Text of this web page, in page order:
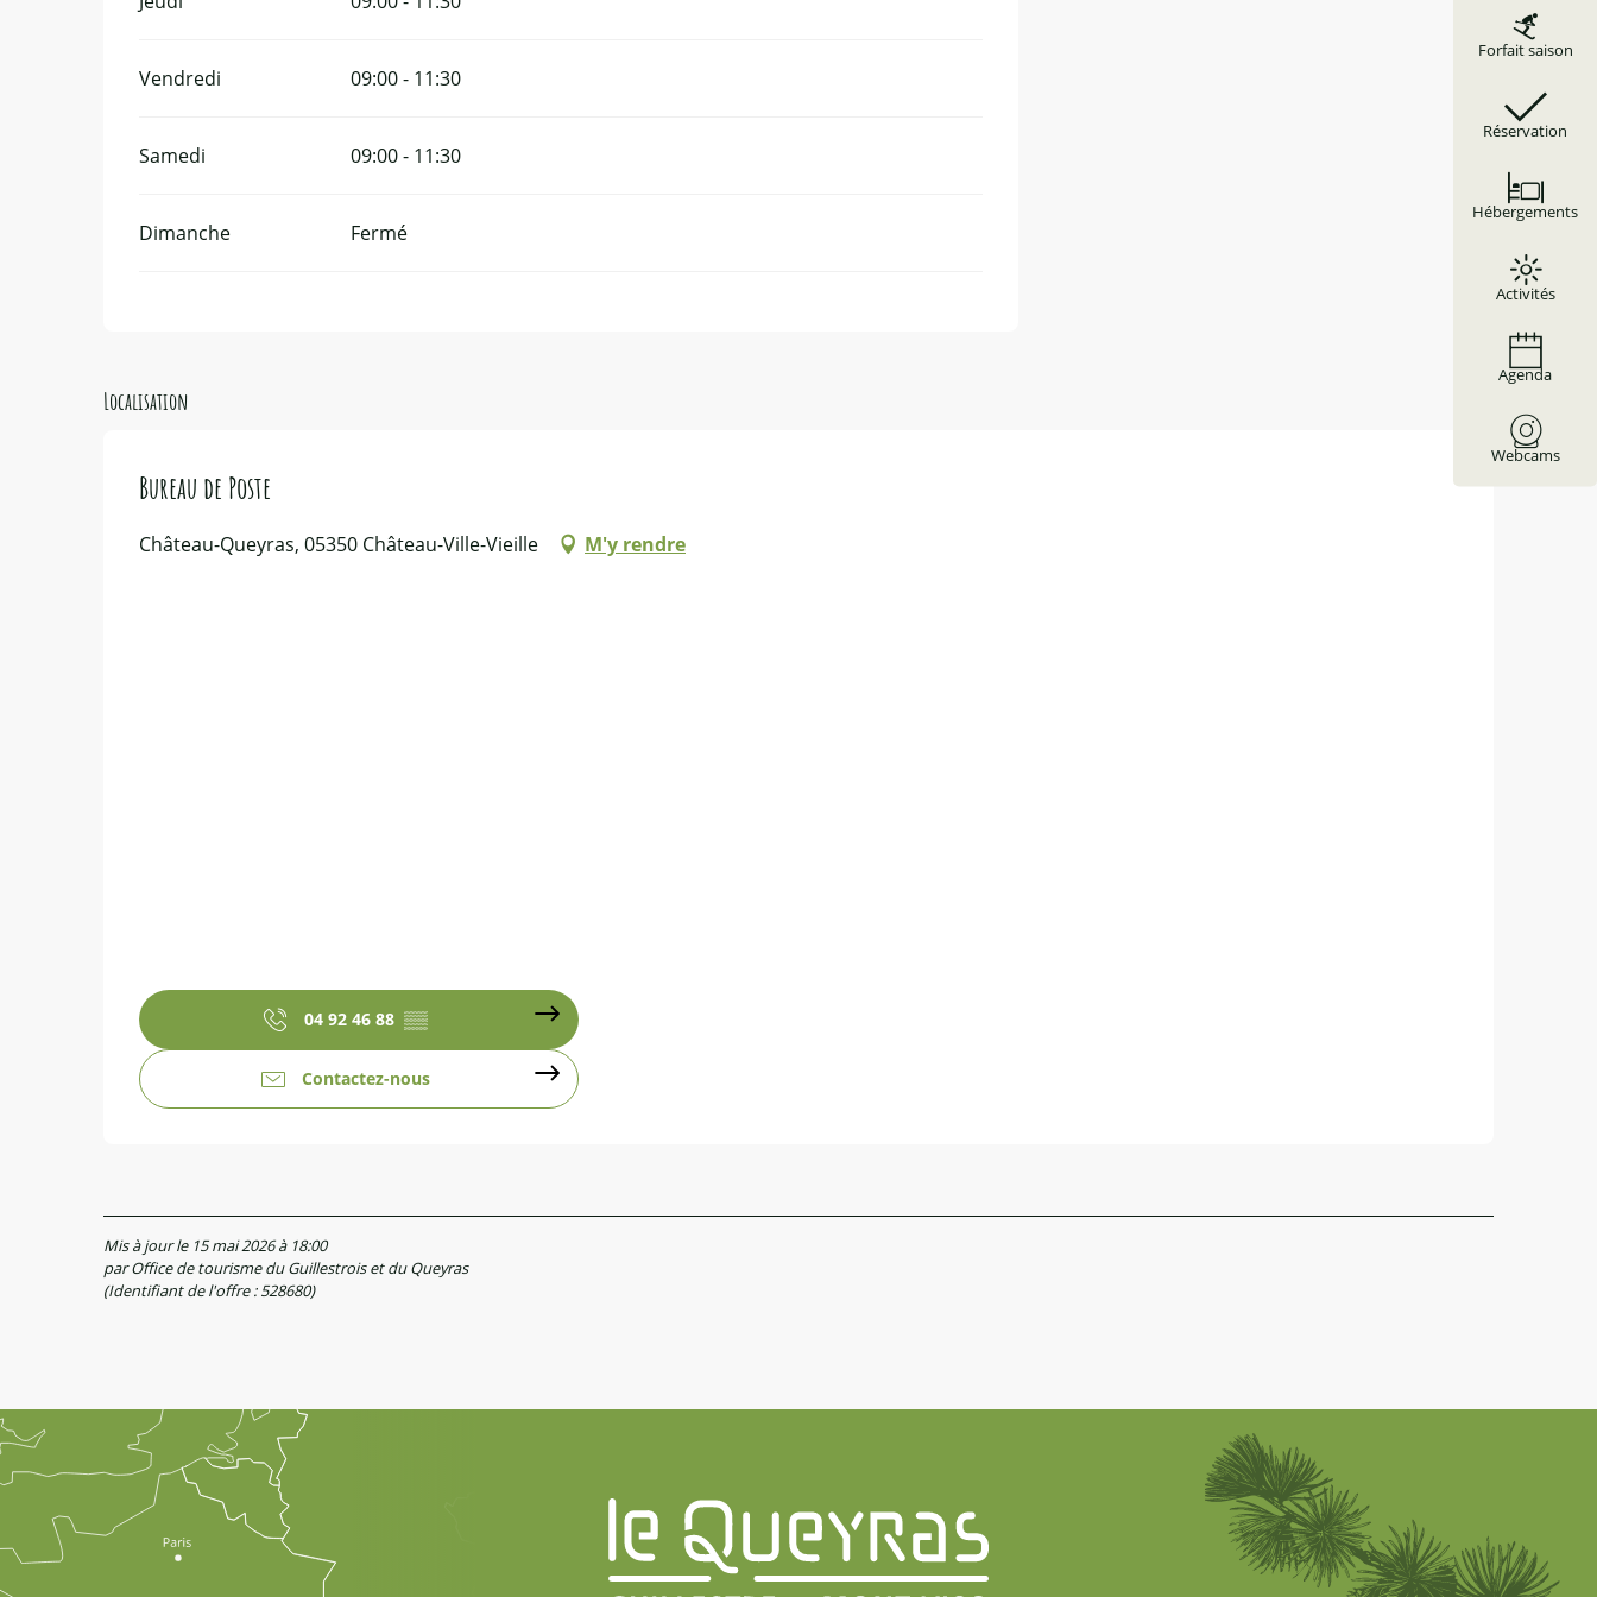
Forfait saison
Réservation
Hébergements
Activités
Agenda
Webcams
Vendredi 09:00 - 11:30
Samedi 09:00 - 11:30
Dimanche Fermé
Localisation
Bureau de Poste
Château-Queyras, 05350 Château-Ville-Vieille M'y rendre
04 92 46 88 ▒▒
Contactez-nous
Mis à jour le 15 mai 2026 à 18:00
par Office de tourisme du Guillestrois et du Queyras
(Identifiant de l'offre :528680)